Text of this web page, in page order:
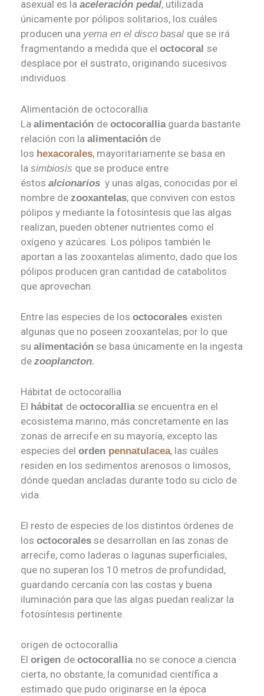
asexual es la aceleración pedal, utilizada
únicamente por pólipos solitarios, los cuáles
producen una yema en el disco basal que se irá
fragmentando a medida que el octocoral se
desplace por el sustrato, originando sucesivos
individuos.
Alimentación de octocorallia
La alimentación de octocoralliaguarda bastante
relación con la alimentación de
los hexacorales, mayoritariamente se basa en
la simbiosis que se produce entre
éstos alcionarios y unas algas, conocidas por el
nombre de zooxantelas, que conviven con estos
pólipos y mediante la fotosíntesis que las algas
realizan, pueden obtener nutrientes como el
oxígeno y azúcares. Los pólipos también le
aportan a las zooxantelas alimento, dado que los
pólipos producen gran cantidad de catabolitos
que aprovechan.
Entre las especies de los octocorales existen
algunas que no poseen zooxantelas, por lo que
su alimentación se basa únicamente en la ingesta
de zooplancton.
Hábitat de octocorallia
El hábitat de octocorallia se encuentra en el
ecosistema marino, más concretamente en las
zonas de arrecife en su mayoría, excepto las
especies del orden pennatulacea, las cuáles
residen en los sedimentos arenosos o limosos,
dónde quedan ancladas durante todo su ciclo de
vida.
El resto de especies de los distintos órdenes de
los octocorales se desarrollan en las zonas de
arrecife, como laderas o lagunas superficiales,
que no superan los 10 metros de profundidad,
guardando cercanía con las costas y buena
iluminación para que las algas puedan realizar la
fotosíntesis pertinente.
origen de octocorallia
El origen de octocorallia no se conoce a ciencia
cierta, no obstante, la comunidad científica a
estimado que pudo originarse en la época